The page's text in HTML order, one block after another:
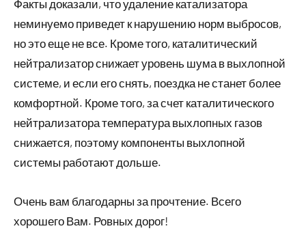
Факты доказали, что удаление катализатора
неминуемо приведет к нарушению норм выбросов,
но это еще не все. Кроме того, каталитический
нейтрализатор снижает уровень шума в выхлопной
системе, и если его снять, поездка не станет более
комфортной. Кроме того, за счет каталитического
нейтрализатора температура выхлопных газов
снижается, поэтому компоненты выхлопной
системы работают дольше.
Очень вам благодарны за прочтение. Всего
хорошего Вам. Ровных дорог!